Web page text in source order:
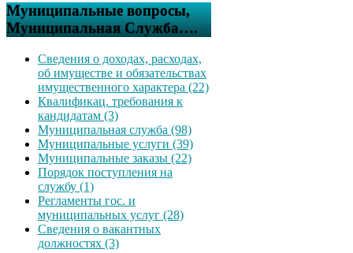
Муниципальные вопросы,
Муниципальная Служба….
Сведения о доходах, расходах,
об имуществе и обязательствах
имущественного характера (22)
Квалификац. требования к
кандидатам (3)
Муниципальная служба (98)
Муниципальные услуги (39)
Муниципальные заказы (22)
Порядок поступления на
службу (1)
Регламенты гос. и
муниципальных услуг (28)
Сведения о вакантных
должностях (3)